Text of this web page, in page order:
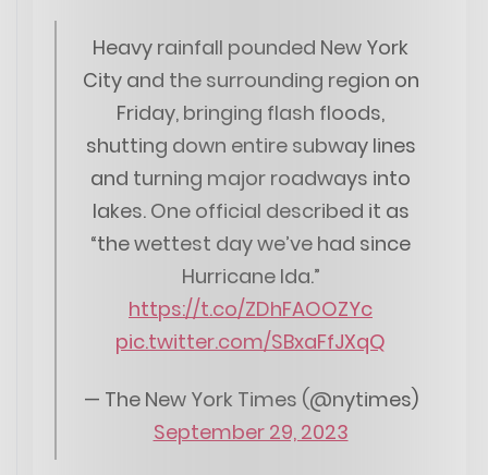
Heavy rainfall pounded New York
City and the surrounding region on
Friday, bringing flash floods,
shutting down entire subway lines
and turning major roadways into
lakes. One official described it as
“the wettest day we’ve had since
Hurricane Ida.”
https://t.co/ZDhFAOOZYc
pic.twitter.com/SBxaFfJXqQ
— The New York Times (@nytimes)
September 29, 2023